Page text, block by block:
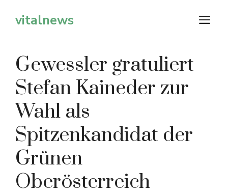
Inhaltvitalnews
Gewessler gratuliert
Stefan Kaineder zur
Wahl als
Spitzenkandidat der
Grünen
Oberösterreich